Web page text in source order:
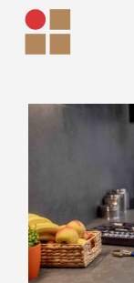
Сборка